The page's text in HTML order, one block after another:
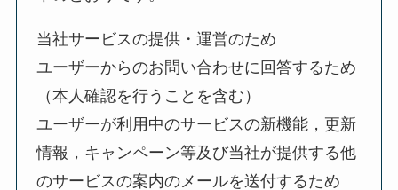
当社サービスの提供・運営のため
ユーザーからのお問い合わせに回答するため
（本人確認を行うことを含む）
ユーザーが利用中のサービスの新機能，更新
情報，キャンペーン等及び当社が提供する他
のサービスの案内のメールを送付するため